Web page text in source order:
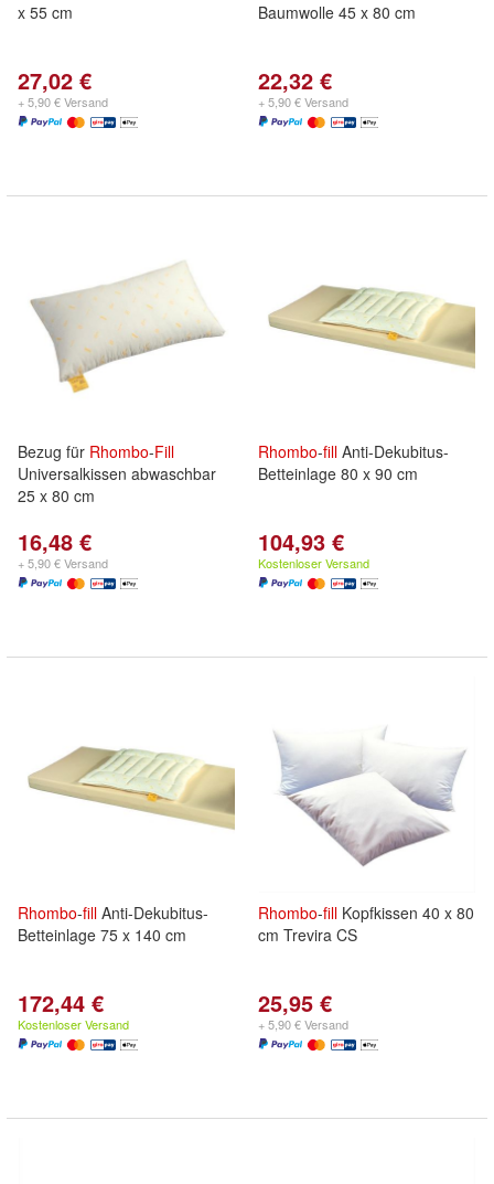
x 55 cm
27,02 €
+ 5,90 € Versand
Baumwolle 45 x 80 cm
22,32 €
+ 5,90 € Versand
Bezug für Rhombo-Fill
Universalkissen abwaschbar
25 x 80 cm
16,48 €
+ 5,90 € Versand
Rhombo-fill Anti-Dekubitus-
Betteinlage 80 x 90 cm
104,93 €
Kostenloser Versand
Rhombo-fill Anti-Dekubitus-
Betteinlage 75 x 140 cm
172,44 €
Kostenloser Versand
Rhombo-fill Kopfkissen 40 x 80
cm Trevira CS
25,95 €
+ 5,90 € Versand